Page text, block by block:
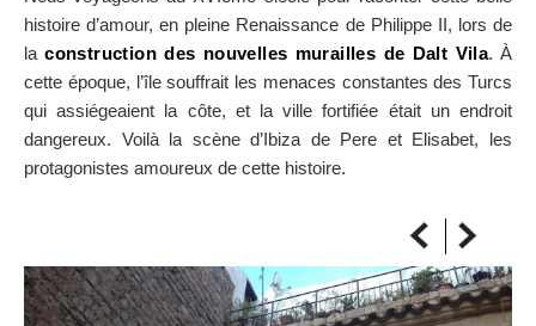
histoire d’amour, en pleine Renaissance de Philippe II, lors de
la construction des nouvelles murailles de Dalt Vila. À
cette époque, l’île souffrait les menaces constantes des Turcs
qui assiégeaient la côte, et la ville fortifiée était un endroit
dangereux. Voilà la scène d’Ibiza de Pere et Elisabet, les
protagonistes amoureux de cette histoire.